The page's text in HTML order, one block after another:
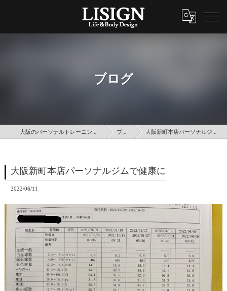
ブログ
大阪のパーソナルトレーニングはLISIGN ブログ 大阪新町本店パーソナルジムで健康に
大阪新町本店パーソナルジムで健康に
2022/06/11